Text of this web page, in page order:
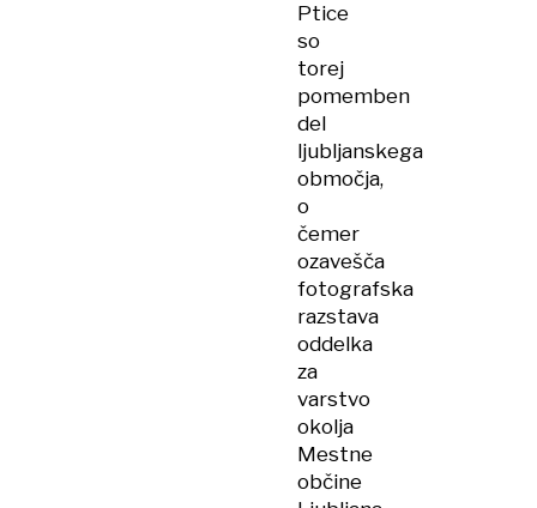
Ptice
so
torej
pomemben
del
ljubljanskega
območja,
o
čemer
ozavešča
fotografska
razstava
oddelka
za
varstvo
okolja
Mestne
občine